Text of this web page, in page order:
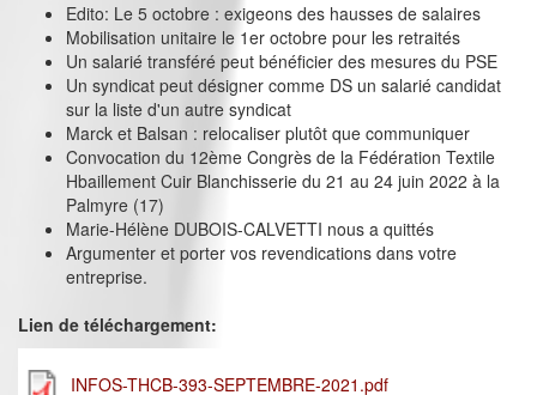
Edito: Le 5 octobre : exigeons des hausses de salaires
Mobilisation unitaire le 1er octobre pour les retraités
Un salarié transféré peut bénéficier des mesures du PSE
Un syndicat peut désigner comme DS un salarié candidat
sur la liste d'un autre syndicat
Marck et Balsan : relocaliser plutôt que communiquer
Convocation du 12ème Congrès de la Fédération Textile
Hbaillement Cuir Blanchisserie du 21 au 24 juin 2022 à la
Palmyre (17)
Marie-Hélène DUBOIS-CALVETTI nous a quittés
Argumenter et porter vos revendications dans votre
entreprise.
Lien de téléchargement:
INFOS-THCB-393-SEPTEMBRE-2021.pdf